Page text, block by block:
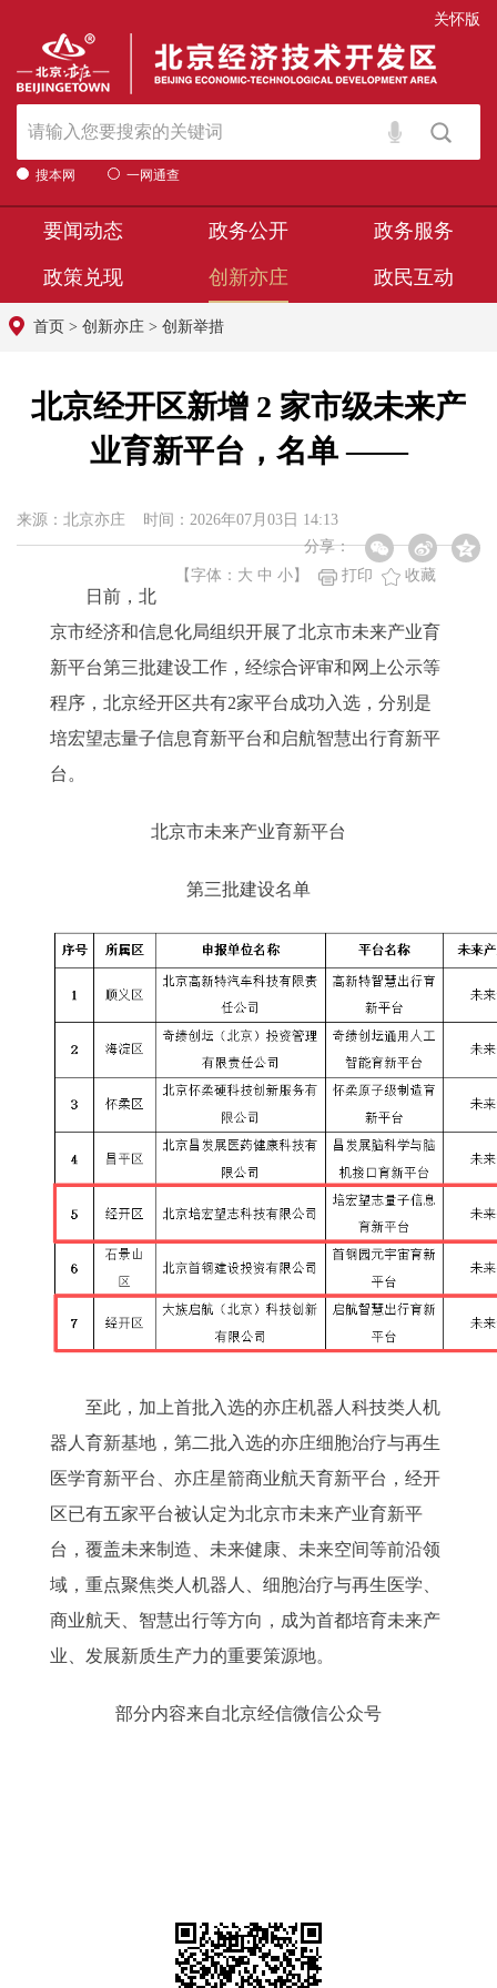
关怀版
搜本网 一网通查
要闻动态 政务公开 政务服务
政策兑现 创新亦庄 政民互动
首页 > 创新亦庄 > 创新举措
北京经开区新增 2 家市级未来产
业育新平台，名单 ——
来源：北京亦庄 时间：2026年07月03日 14:13
分享：
【字体： 大 中 小 】 打印 收藏
日前，北
京市经济和信息化局组织开展了北京市未来产业育
新平台第三批建设工作，经综合评审和网上公示等
程序，北京经开区共有2家平台成功入选，分别是
培宏望志量子信息育新平台和启航智慧出行育新平
台。
北京市未来产业育新平台
第三批建设名单
至此，加上首批入选的亦庄机器人科技类人机
器人育新基地，第二批入选的亦庄细胞治疗与再生
医学育新平台、亦庄星箭商业航天育新平台，经开
区已有五家平台被认定为北京市未来产业育新平
台，覆盖未来制造、未来健康、未来空间等前沿领
域，重点聚焦类人机器人、细胞治疗与再生医学、
商业航天、智慧出行等方向，成为首都培育未来产
业、发展新质生产力的重要策源地。
部分内容来自北京经信微信公众号